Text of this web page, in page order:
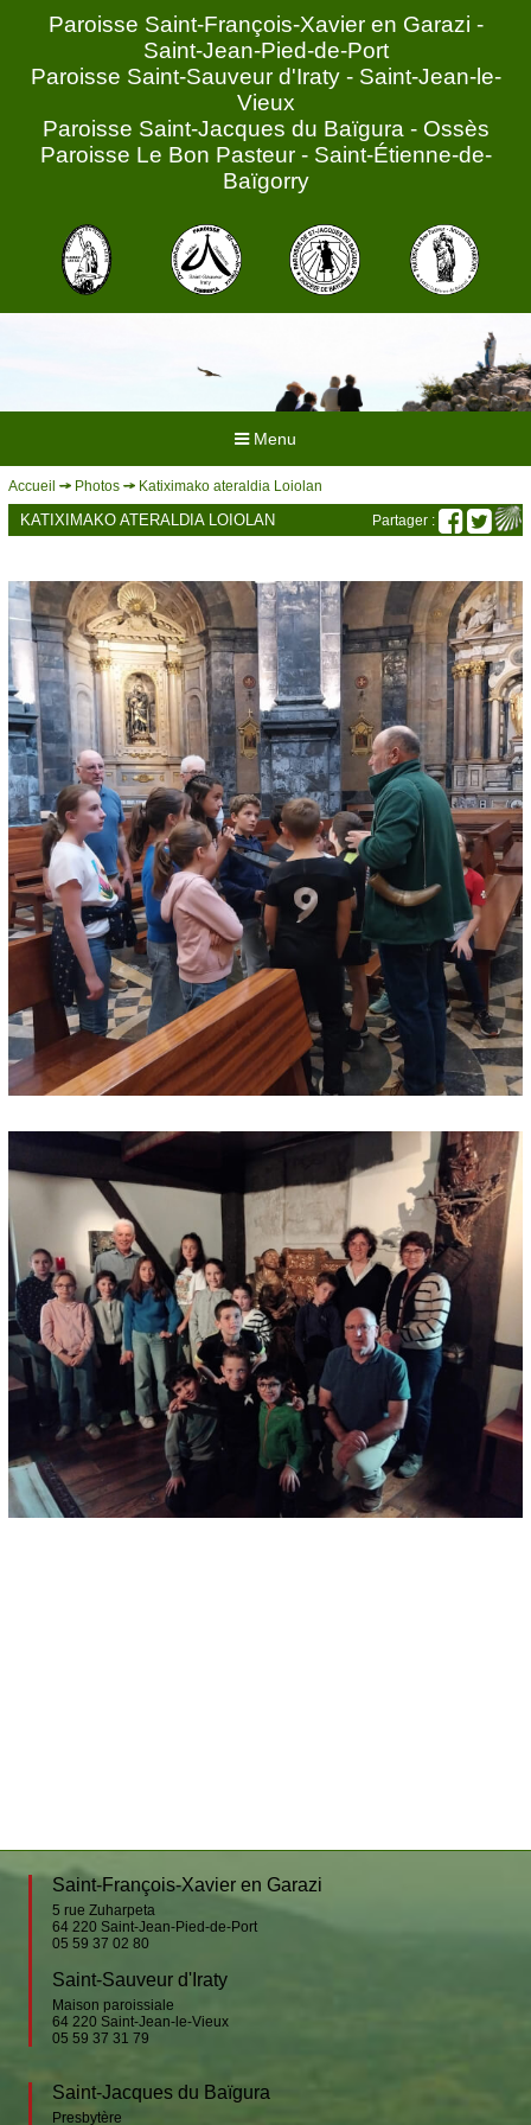
Paroisse Saint-François-Xavier en Garazi -
Saint-Jean-Pied-de-Port
Paroisse Saint-Sauveur d'Iraty - Saint-Jean-le-
Vieux
Paroisse Saint-Jacques du Baïgura - Ossès
Paroisse Le Bon Pasteur - Saint-Étienne-de-
Baïgorry
Menu
ACCUEIL
HORAIRES
Actualités
Spiritualité
Caritatif
Chorale
Catéchisme
Enseignement Catholique
Etxartia
Accueil des pèlerins
Jeunesse
Pèlerinage
ÉGLISES
Toutes les églises
Saint-François-Xavier en Garazi
Saint-Jean-Pied-de-Port
Anhaux
Arnéguy
Ascarat
Çaro
Esterençuby
Ispoure
Jaxu
Saint-Michel
Saint-Sauveur d'Iraty
Saint-Jean-le-Vieux
Ahaxe
Aincille
Ainhice-Mongelos
Alciette
Bascassan
Behorléguy
Bussunaritz-Sarrasquette
Bustince
Iriberry
Gamarthe
Lacarre
Lecumberry
Mendive
Saint-Jacques du Baïgura
Mariage
Obsèques
Confessions
Faire célébrer une messe
Accueil Photos Katiximako ateraldia Loiolan
KATIXIMAKO ATERALDIA LOIOLAN Partager :
Saint-François-Xavier en Garazi
5 rue Zuharpeta
64 220 Saint-Jean-Pied-de-Port
05 59 37 02 80
Saint-Sauveur d'Iraty
Maison paroissiale
64 220 Saint-Jean-le-Vieux
05 59 37 31 79
Saint-Jacques du Baïgura
Presbytère